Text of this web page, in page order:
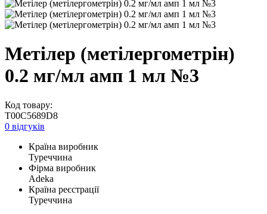
Метілер (метілергометрін)
0.2 мг/мл амп 1 мл №3
Код товару:
T00C5689D8
0 відгуків
Країна виробник
Туреччина
Фірма виробник
Adeka
Країна реєстрації
Туреччина